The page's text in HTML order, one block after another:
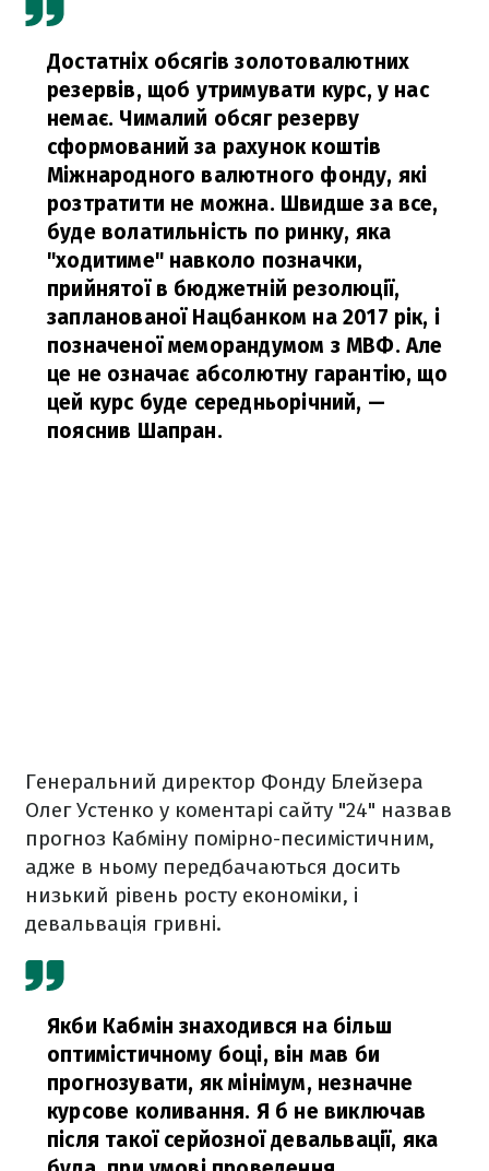
Достатніх обсягів золотовалютних
резервів, щоб утримувати курс, у нас
немає. Чималий обсяг резерву
сформований за рахунок коштів
Міжнародного валютного фонду, які
розтратити не можна. Швидше за все,
буде волатильність по ринку, яка
"ходитиме" навколо позначки,
прийнятої в бюджетній резолюції,
запланованої Нацбанком на 2017 рік, і
позначеної меморандумом з МВФ. Але
це не означає абсолютну гарантію, що
цей курс буде середньорічний, —
пояснив Шапран.
Генеральний директор Фонду Блейзера
Олег Устенко у коментарі сайту "24" назвав
прогноз Кабміну помірно-песимістичним,
адже в ньому передбачаються досить
низький рівень росту економіки, і
девальвація гривні.
Якби Кабмін знаходився на більш
оптимістичному боці, він мав би
прогнозувати, як мінімум, незначне
курсове коливання. Я б не виключав
після такої серйозної девальвації, яка